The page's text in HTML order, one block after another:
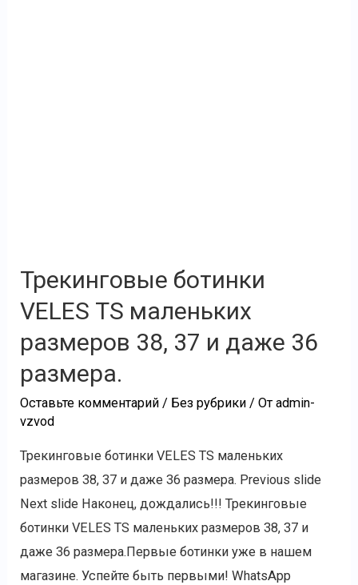
Трекинговые ботинки
VELES TS маленьких
размеров 38, 37 и даже 36
размера.
Оставьте комментарий / Без рубрики / Отadmin-
vzvod
Трекинговые ботинки VELES TS маленьких
размеров 38, 37 и даже 36 размера. Previous slide
Next slide Наконец, дождались!!! Трекинговые
ботинки VELES TS маленьких размеров 38, 37 и
даже 36 размера.Первые ботинки уже в нашем
магазине. Успейте быть первыми! WhatsApp